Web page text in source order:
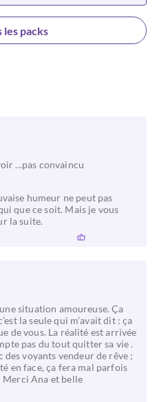
Choisir
les packs
...pas convaincu
humeur ne peut pas
que ce soit. Mais je vous
la suite.
situation amoureuse. Ça
la seule qui m’avait dit : ça
de vous. La réalité est arrivée
pas du tout quitter sa vie .
des voyants vendeur de rêve ;
en face, ça fera mal parfois
Merci Ana et belle